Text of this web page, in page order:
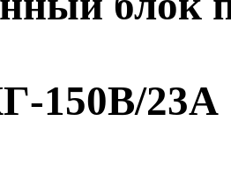
150В/23А